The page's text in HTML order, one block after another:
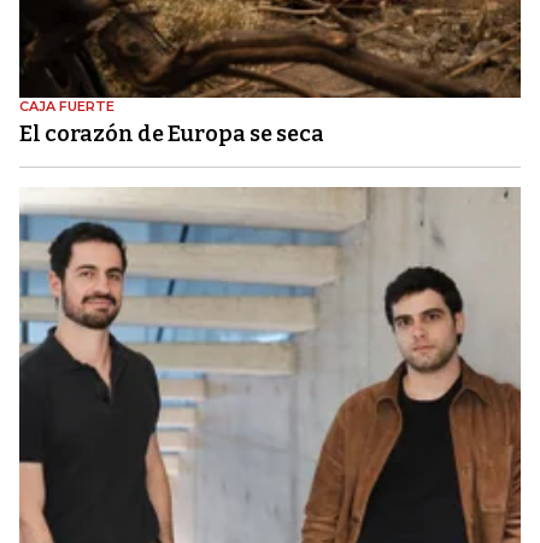
CAJA FUERTE
El corazón de Europa se seca